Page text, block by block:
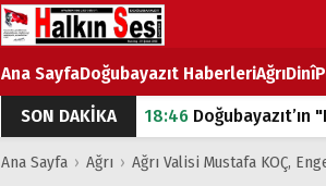
Ana SayfaDoğubayazıt HaberleriAğrıDinî
SON DAKİKA
18:46
07:53Doğubayazıt’ta
Ana Sayfa › Ağrı › Ağrı Valisi Mustafa KOÇ,